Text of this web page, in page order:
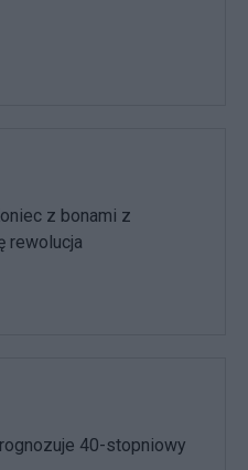
z bonami z
rewolucja
40-stopniowy